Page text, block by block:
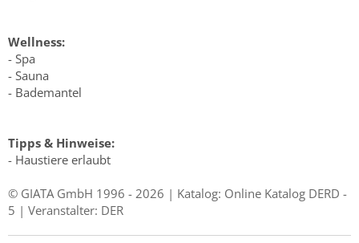
Wellness:
- Spa
- Sauna
- Bademantel
Tipps & Hinweise:
- Haustiere erlaubt
© GIATA GmbH 1996 - 2026 | Katalog: Online Katalog DERD -
5 | Veranstalter: DER